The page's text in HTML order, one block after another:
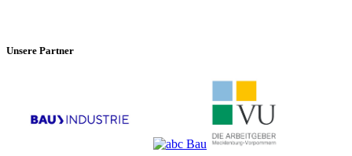
Unsere Partner